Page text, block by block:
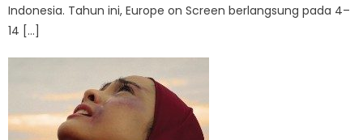
Indonesia. Tahun ini, Europe on Screen berlangsung pada 4–
14 […]